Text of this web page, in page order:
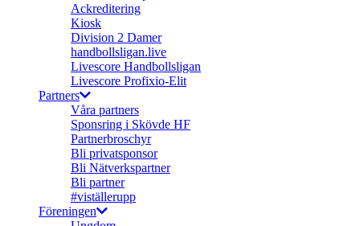
Ackreditering
Kiosk
Division 2 Damer
handbollsligan.live
Livescore Handbollsligan
Livescore Profixio-Elit
Partners
Våra partners
Sponsring i Skövde HF
Partnerbroschyr
Bli privatsponsor
Bli Nätverkspartner
Bli partner
#viställerupp
Föreningen